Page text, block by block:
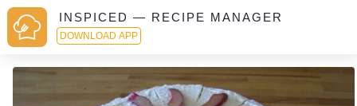
INSPICED — RECIPE MANAGER
DOWNLOAD APP